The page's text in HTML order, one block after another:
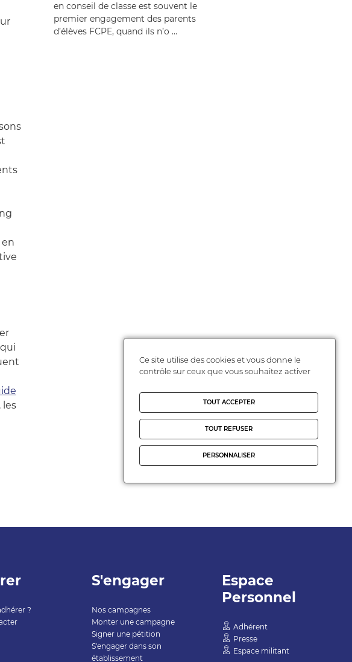
en conseil de classe est souvent le
premier engagement des parents
d’élèves FCPE, quand ils n’o ...
?
S'engager
Nos campagnes
Monter une campagne
Signer une pétition
S'engager dans son
établissement
Espace
Personnel
Adhérent
Presse
Espace militant
Ce site utilise des cookies et vous donne le
contrôle sur ceux que vous souhaitez activer
TOUT ACCEPTER
TOUT REFUSER
PERSONNALISER